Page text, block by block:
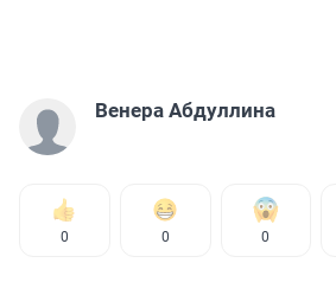
Венера Абдуллина
0 0 0